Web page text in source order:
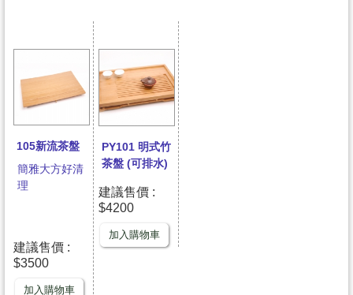
105新流茶盤
簡雅大方好清
理
建議售價 :
$3500
加入購物車
PY101 明式竹
茶盤 (可排水)
建議售價 :
$4200
加入購物車